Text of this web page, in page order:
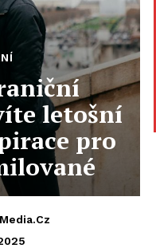
letošní
pro